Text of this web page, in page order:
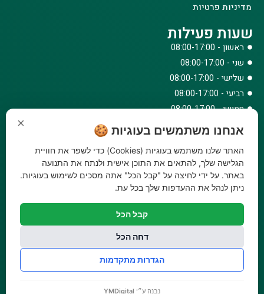
מדיניות פרטיות
שעות פעילות
ראשון - 08:00-17:00
שני - 08:00-17:00
שלישי - 08:00-17:00
רביעי - 08:00-17:00
חמישי - 08:00-17:00
צרו קשר
073-779-6243
וואטסאפ
amirbair@amir-agricul.co.il
אזורי חלוקה:כל הארץ
משלוחים:
עלות משלוח עד הבית 29.90 ₪, משלוח חינם בקניה מעל
× אנחנו משתמשים בעוגיות 🍪
האתר שלנו משתמש בעוגיות (Cookies) כדי לשפר את חוויית
הגלישה שלך, להתאים את התוכן אישית ולנתח את התנועה
באתר. על ידי לחיצה על "קבל הכל" אתה מסכים לשימוש בעוגיות.
ניתן לנהל את ההעדפות שלך בכל עת.
קבל הכל
דחה הכל
הגדרות מתקדמות
נבנה ע״י YMDigital